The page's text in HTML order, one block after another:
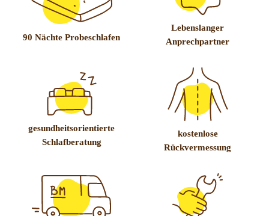
90 Nächte Probeschlafen
Lebenslanger
Anprechpartner
gesundheitsorientierte
Schlafberatung
kostenlose
Rückvermessung